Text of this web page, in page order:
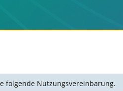
folgende Nutzungsvereinbarung.